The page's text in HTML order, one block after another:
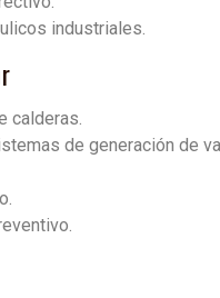
industriales.
calderas.
de generación de